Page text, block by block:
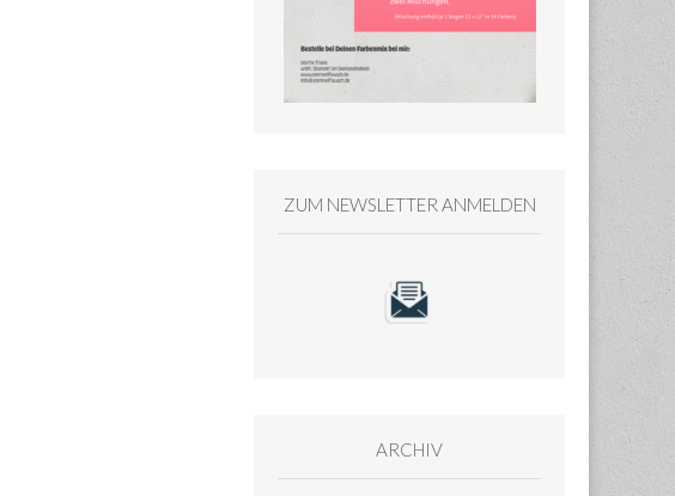
ZUM NEWSLETTER ANMELDEN
ARCHIV